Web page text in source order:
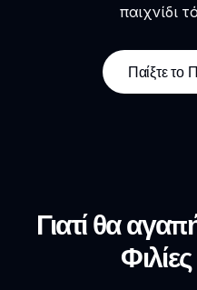
παιχνίδι
Παίξτε το
Γιατί θα